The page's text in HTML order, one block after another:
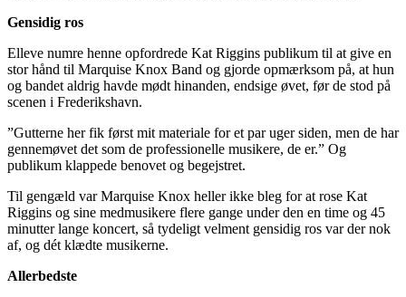
Gensidig ros
Elleve numre henne opfordrede Kat Riggins publikum til at give en
stor hånd til Marquise Knox Band og gjorde opmærksom på, at hun
og bandet aldrig havde mødt hinanden, endsige øvet, før de stod på
scenen i Frederikshavn.
”Gutterne her fik først mit materiale for et par uger siden, men de har
gennemøvet det som de professionelle musikere, de er.” Og
publikum klappede benovet og begejstret.
Til gengæld var Marquise Knox heller ikke bleg for at rose Kat
Riggins og sine medmusikere flere gange under den en time og 45
minutter lange koncert, så tydeligt velment gensidig ros var der nok
af, og dét klædte musikerne.
Allerbedste